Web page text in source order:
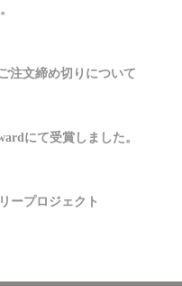
注文締め切りについて
にて受賞しました。
ープロジェクト